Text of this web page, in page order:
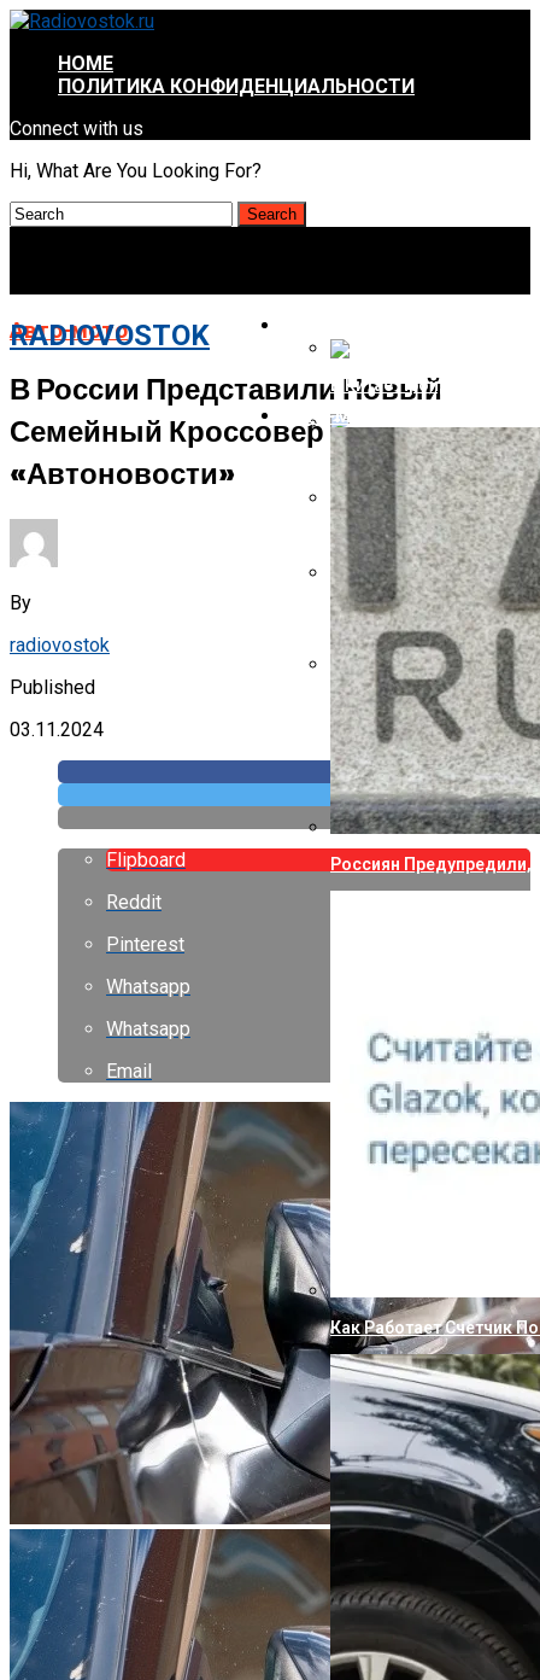
HOME
ПОЛИТИКА КОНФИДЕНЦИАЛЬНОСТИ
Connect with us
Hi, What Are You Looking For?
RADIOVOSTOK
В Китае Пройдёт
Energizer Выходит На
AMD Отложила Запуск
Указ Трампа Отводит
Canon Выпустила
Собственных
АВТО-МОТО
Россиян
Как Работает Счетчик
Авто-мото
В России Представили Новый
Семейный Кроссовер —
«Автоновости»
By
radiovostok
Published
03.11.2024
Flipboard
Reddit
Pinterest
Whatsapp
Whatsapp
Email